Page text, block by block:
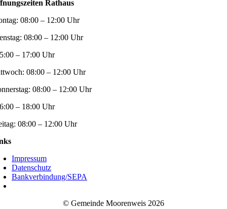
Rathaus
08:00 – 12:00 Uhr
08:00 – 12:00 Uhr
– 17:00 Uhr
08:00 – 12:00 Uhr
08:00 – 12:00 Uhr
– 18:00 Uhr
08:00 – 12:00 Uhr
Impressum
Datenschutz
Bankverbindung/SEPA
© Gemeinde Moorenweis 2026